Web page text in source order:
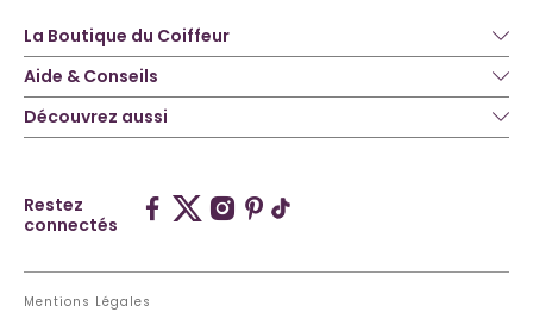
La Boutique du Coiffeur
Aide & Conseils
Découvrez aussi
Restez
connectés
Mentions Légales